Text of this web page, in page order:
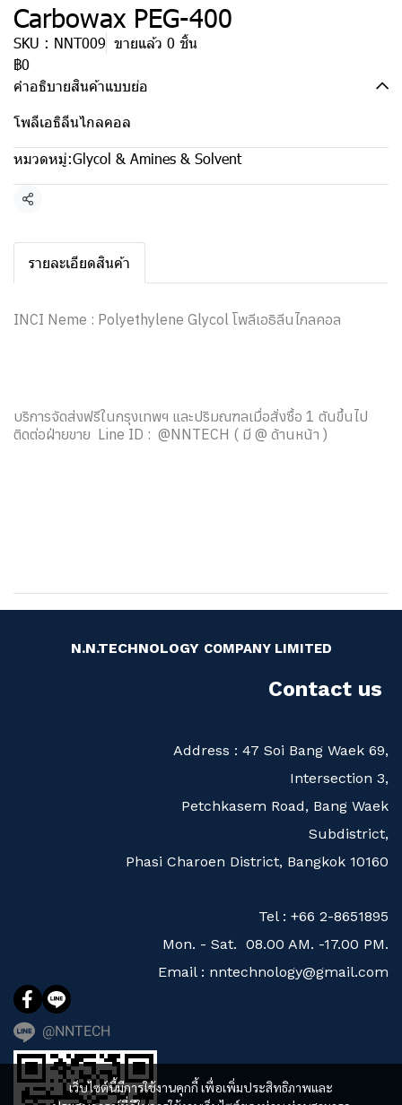
Carbowax PEG-400
SKU : NNT009 ขายแล้ว 0 ชิ้น
฿0
คำอธิบายสินค้าแบบย่อ
โพลีเอธิลีนไกลคอล
หมวดหมู่:Glycol & Amines & Solvent
แชร์
รายละเอียดสินค้า
INCI Neme : Polyethylene Glycol โพลีเอธิลีนไกลคอล
บริการจัดส่งฟรีในกรุงเทพฯ และปริมณฑลเมื่อสั่งซื้อ 1 ตันขึ้นไป
ติดต่อฝ่ายขาย Line ID : @NNTECH ( มี @ ด้านหน้า )
เว็บไซต์นี้มีการใช้งานคุกกี้ เพื่อเพิ่มประสิทธิภาพและ
N.N.TECHNOLOGY COMPANY LIMITED
Contact us
Address : 47 Soi Bang Waek 69,
Intersection 3,
Petchkasem Road, Bang Waek
Subdistrict,
Phasi Charoen District, Bangkok 10160
Tel : +66 2-8651895
Mon. - Sat. 08.00 AM. -17.00 PM.
Email : nntechnology@gmail.com
@NNTECH